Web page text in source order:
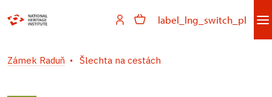
label_lng_switch_pl
Zámek Raduň Šlechta na cestách